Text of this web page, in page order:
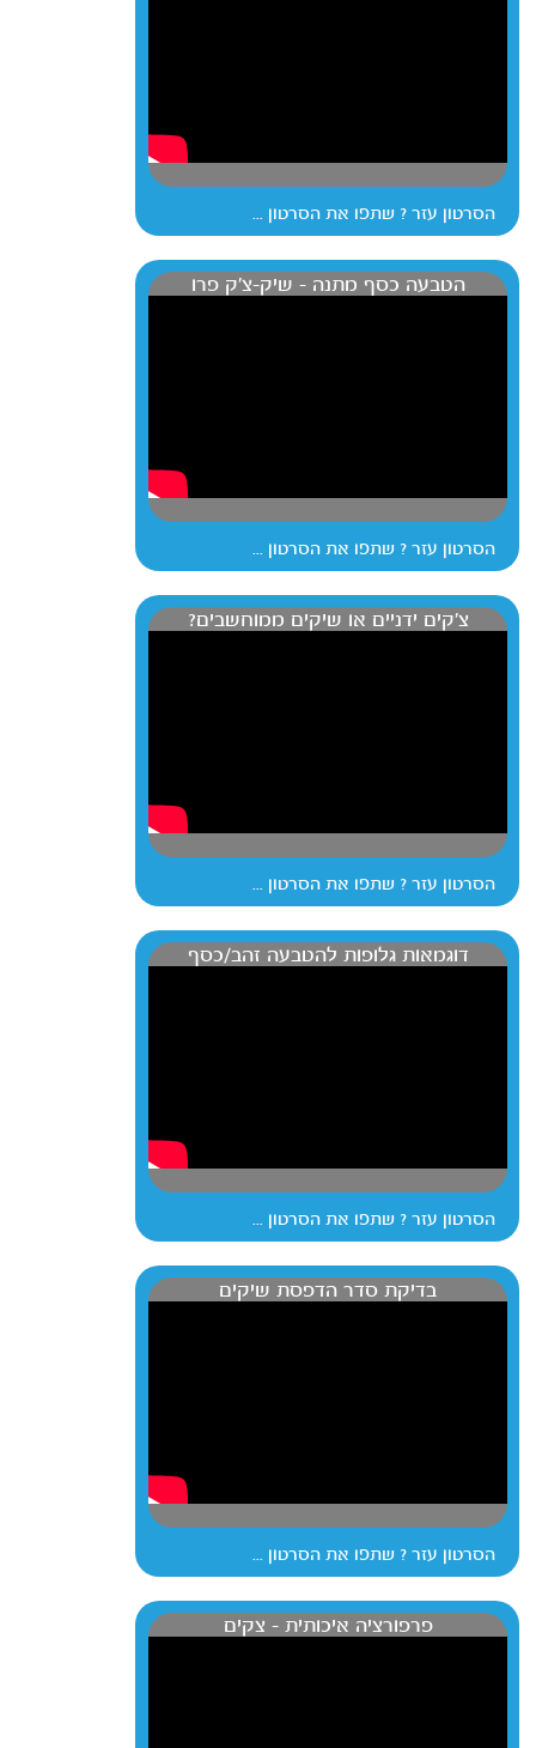
הסרטון עזר ? שתפו את הסרטון ...
הטבעה כסף מתנה - שיק-צ'ק פרו
הסרטון עזר ? שתפו את הסרטון ...
צ'קים ידניים או שיקים ממוחשבים?
הסרטון עזר ? שתפו את הסרטון ...
דוגמאות גלופות להטבעה זהב/כסף
הסרטון עזר ? שתפו את הסרטון ...
בדיקת סדר הדפסת שיקים
הסרטון עזר ? שתפו את הסרטון ...
פרפורציה איכותית - צקים